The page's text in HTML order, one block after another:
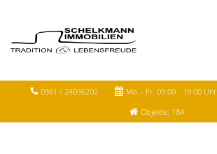
0361 / 24036202 Mo. - Fr. 09.00 - 19.00 Uhr
Objekte: 184